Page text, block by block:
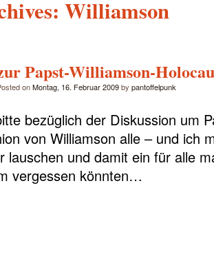
Williamson
Papst-Williamson-
onMontag, 16. Februar 2009by pantoffelpunk
bezüglich der Diskussion um
von Williamson alle – und ich
lauschen und damit ein für alle
vergessen könnten…